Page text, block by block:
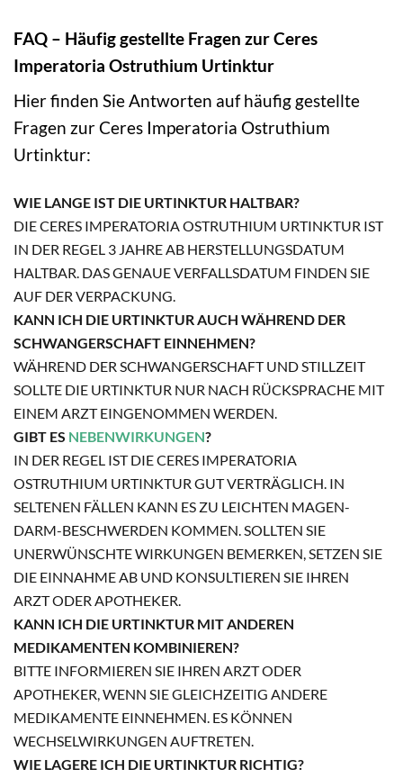
FAQ – Häufig gestellte Fragen zur Ceres
Imperatoria Ostruthium Urtinktur
Hier finden Sie Antworten auf häufig gestellte
Fragen zur Ceres Imperatoria Ostruthium
Urtinktur:
WIE LANGE IST DIE URTINKTUR HALTBAR?
DIE CERES IMPERATORIA OSTRUTHIUM URTINKTUR IST
IN DER REGEL 3 JAHRE AB HERSTELLUNGSDATUM
HALTBAR. DAS GENAUE VERFALLSDATUM FINDEN SIE
AUF DER VERPACKUNG.
KANN ICH DIE URTINKTUR AUCH WÄHREND DER
SCHWANGERSCHAFT EINNEHMEN?
WÄHREND DER SCHWANGERSCHAFT UND STILLZEIT
SOLLTE DIE URTINKTUR NUR NACH RÜCKSPRACHE MIT
EINEM ARZT EINGENOMMEN WERDEN.
GIBT ES NEBENWIRKUNGEN?
IN DER REGEL IST DIE CERES IMPERATORIA
OSTRUTHIUM URTINKTUR GUT VERTRÄGLICH. IN
SELTENEN FÄLLEN KANN ES ZU LEICHTEN MAGEN-
DARM-BESCHWERDEN KOMMEN. SOLLTEN SIE
UNERWÜNSCHTE WIRKUNGEN BEMERKEN, SETZEN SIE
DIE EINNAHME AB UND KONSULTIEREN SIE IHREN
ARZT ODER APOTHEKER.
KANN ICH DIE URTINKTUR MIT ANDEREN
MEDIKAMENTEN KOMBINIEREN?
BITTE INFORMIEREN SIE IHREN ARZT ODER
APOTHEKER, WENN SIE GLEICHZEITIG ANDERE
MEDIKAMENTE EINNEHMEN. ES KÖNNEN
WECHSELWIRKUNGEN AUFTRETEN.
WIE LAGERE ICH DIE URTINKTUR RICHTIG?